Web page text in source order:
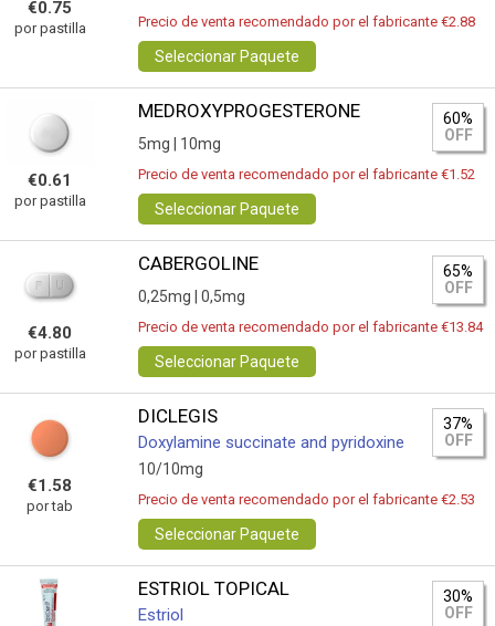
€0.75
por pastilla Precio de venta recomendado por el fabricante €2.88
Seleccionar Paquete
€0.61
por pastilla
MEDROXYPROGESTERONE
5mg | 10mg
60%
OFF
Precio de venta recomendado por el fabricante €1.52
Seleccionar Paquete
€4.80
por pastilla
CABERGOLINE
0,25mg | 0,5mg
65%
OFF
Precio de venta recomendado por el fabricante €13.84
Seleccionar Paquete
€1.58
por tab
DICLEGIS
Doxylamine succinate and pyridoxine
10/10mg
37%
OFF
Precio de venta recomendado por el fabricante €2.53
Seleccionar Paquete
ESTRIOL TOPICAL
Estriol
30%
OFF